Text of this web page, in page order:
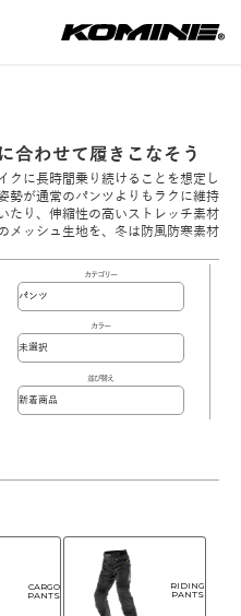
合わせて履きこなそう
クに長時間乗り続けることを想定し
勢が通常のパンツよりもラクに維持
たり、伸縮性の高いストレッチ素材
メッシュ生地を、冬は防風防寒素材
カテゴリー
カラー
並び替え
CARGO
PANTS
RIDING
PANTS